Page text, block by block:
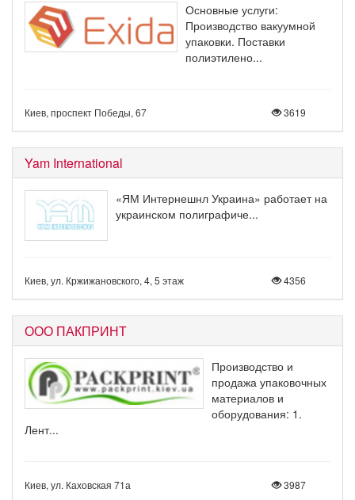
Основные услуги:
Производство вакуумной
упаковки. Поставки
полиэтилено...
Киев, проспект Победы, 67 3619
Yam International
«ЯМ Интернешнл Украина» работает на
украинском полиграфиче...
Киев, ул. Кржижановского, 4, 5 этаж 4356
ООО ПАКПРИНТ
Производство и
продажа упаковочных
материалов и
оборудования: 1.
Лент...
Киев, ул. Каховская 71а 3987